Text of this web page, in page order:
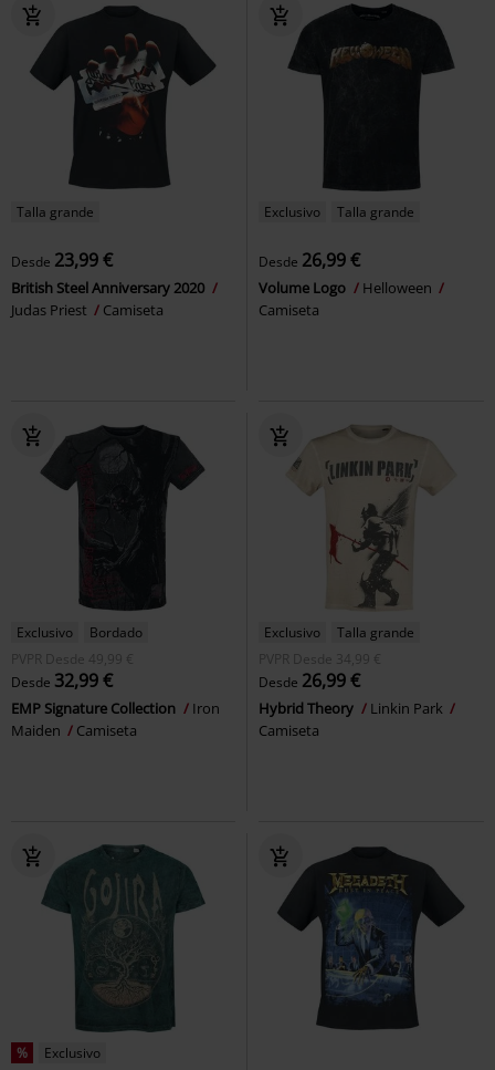
Talla grande
Desde 23,99 €
British Steel Anniversary 2020
Judas Priest
Camiseta
Exclusivo Talla grande
Desde 26,99 €
Volume Logo
Helloween
Camiseta
Exclusivo
Bordado
PVPR
Desde 49,99 €
Desde 32,99 €
EMP Signature Collection
Iron
Maiden
Camiseta
Exclusivo
Talla grande
PVPR
Desde 34,99 €
Desde 26,99 €
Hybrid Theory
Linkin Park
Camiseta
% Exclusivo